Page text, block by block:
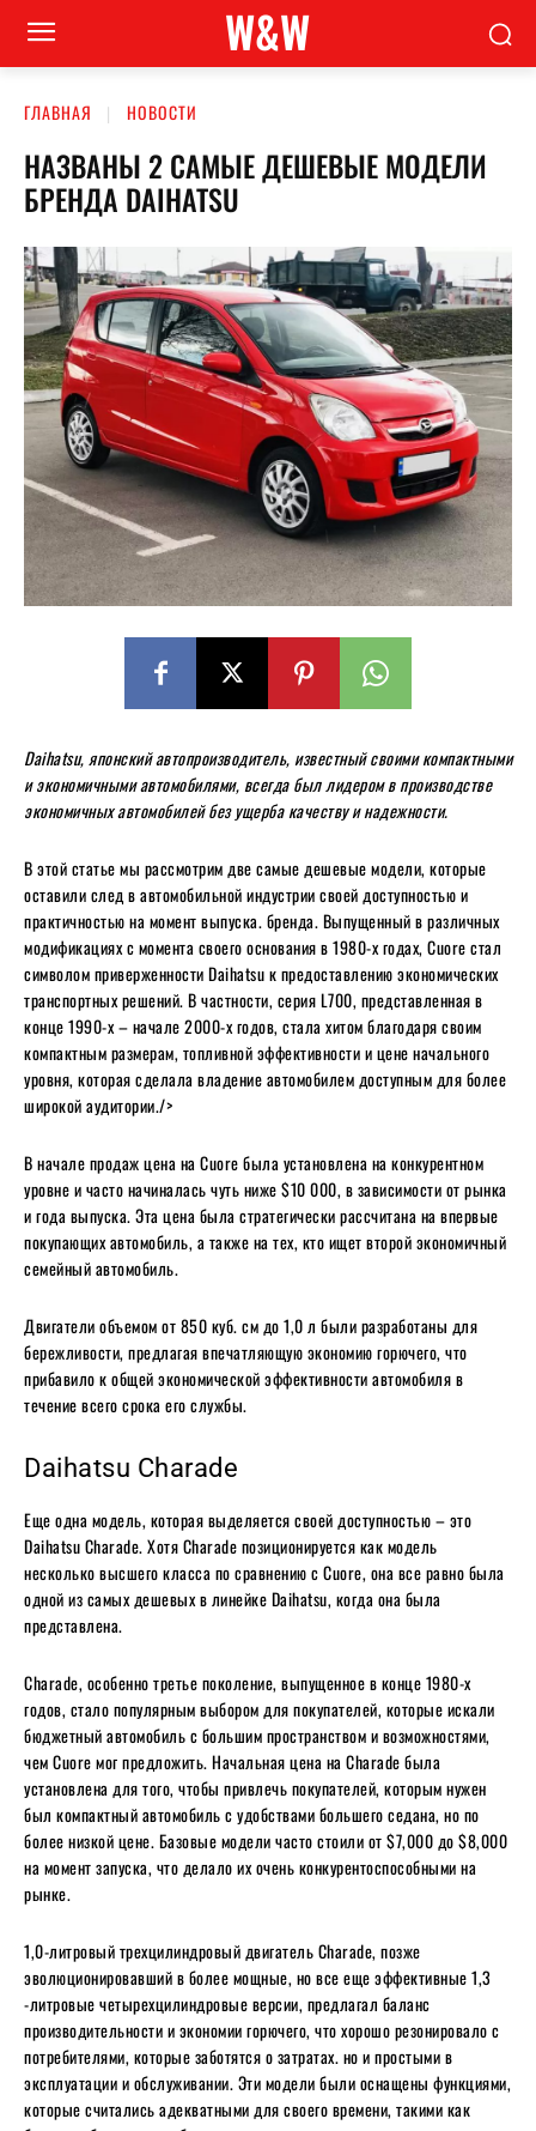
W&W
ГЛАВНАЯ НОВОСТИ
НАЗВАНЫ 2 САМЫЕ ДЕШЕВЫЕ МОДЕЛИ
БРЕНДА DAIHATSU
Daihatsu, японский автопроизводитель, известный своими компактными
и экономичными автомобилями, всегда был лидером в производстве
экономичных автомобилей без ущерба качеству и надежности.
В этой статье мы рассмотрим две самые дешевые модели, которые
оставили след в автомобильной индустрии своей доступностью и
практичностью на момент выпуска. бренда. Выпущенный в различных
модификациях с момента своего основания в 1980-х годах, Cuore стал
символом приверженности Daihatsu к предоставлению экономических
транспортных решений. В частности, серия L700, представленная в
конце 1990-х – начале 2000-х годов, стала хитом благодаря своим
компактным размерам, топливной эффективности и цене начального
уровня, которая сделала владение автомобилем доступным для более
широкой аудитории./>
В начале продаж цена на Cuore была установлена ​​на конкурентном
уровне и часто начиналась чуть ниже $10 000, в зависимости от рынка
и года выпуска. Эта цена была стратегически рассчитана на впервые
покупающих автомобиль, а также на тех, кто ищет второй экономичный
семейный автомобиль.
Двигатели объемом от 850 куб. см до 1,0 л были разработаны для
бережливости, предлагая впечатляющую экономию горючего, что
прибавило к общей экономической эффективности автомобиля в
течение всего срока его службы.
Daihatsu Charade
Еще одна модель, которая выделяется своей доступностью – это
Daihatsu Charade. Хотя Charade позиционируется как модель
несколько высшего класса по сравнению с Cuore, она все равно была
одной из самых дешевых в линейке Daihatsu, когда она была
представлена.
Charade, особенно третье поколение, выпущенное в конце 1980-х
годов, стало популярным выбором для покупателей, которые искали
бюджетный автомобиль с большим пространством и возможностями,
чем Cuore мог предложить. Начальная цена на Charade была
установлена ​​для того, чтобы привлечь покупателей, которым нужен
был компактный автомобиль с удобствами большего седана, но по
более низкой цене. Базовые модели часто стоили от $7,000 до $8,000
на момент запуска, что делало их очень конкурентоспособными на
рынке.
1,0-литровый трехцилиндровый двигатель Charade, позже
эволюционировавший в более мощные, но все еще эффективные 1,3
-литровые четырехцилиндровые версии, предлагал баланс
производительности и экономии горючего, что хорошо резонировало с
потребителями, которые заботятся о затратах. но и простыми в
эксплуатации и обслуживании. Эти модели были оснащены функциями,
которые считались адекватными для своего времени, такими как